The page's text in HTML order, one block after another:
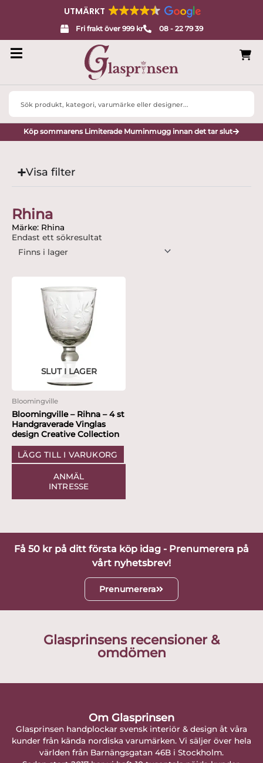
UTMÄRKT
Fri frakt över 999 kr 08 - 22 79 39
Search
Köp sommarens Limiterade Muminmugg innan det tar slut
Visa filter
Rhina
Märke: Rhina
Endast ett sökresultat
SLUT I LAGER
Bloomingville
Bloomingville – Rihna – 4 st
Handgraverade Vinglas
design Creative Collection
LÄGG TILL I VARUKORG
ANMÄL
INTRESSE
Få 50 kr på ditt första köp idag - Prenumerera på
vårt nyhetsbrev!
Prenumerera
Glasprinsens recensioner &
omdömen
Om Glasprinsen
Glasprinsen handplockar svensk interiör & design åt våra
kunder från kända nordiska varumärken. Vi säljer över hela
världen från Barnängsgatan 46B i Stockholm.